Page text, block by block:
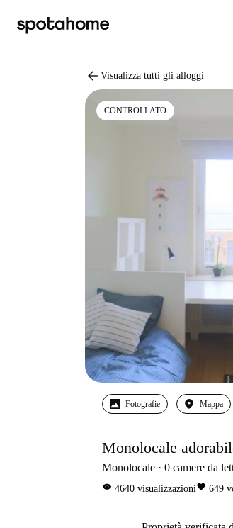
arrow_back Visualizza tutti gli alloggi
CONTROLLATO
Fotografie Mappa
Monolocale
Monolocale 0 camere da
visibility 4640 visualizzazionifavorite 649